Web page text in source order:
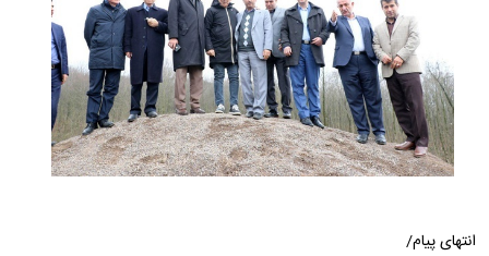
انتهای پیام/